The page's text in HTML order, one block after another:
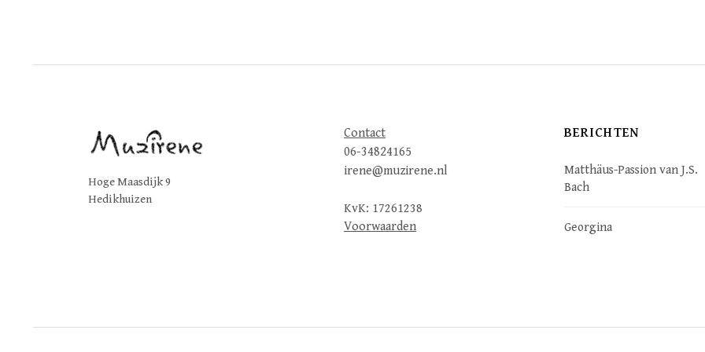
Hoge Maasdijk 9
Hedikhuizen
Contact
06-34824165
irene@muzirene.nl
KvK: 17261238
Voorwaarden
BERICHTEN
Matthäus-Passion van J.S.
Bach
Georgina